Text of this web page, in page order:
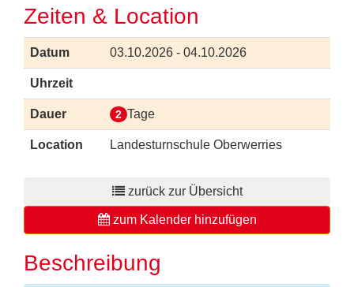
Zeiten & Location
Datum 03.10.2026 - 04.10.2026
Uhrzeit
Dauer 2 Tage
Location Landesturnschule Oberwerries
zurück zur Übersicht
zum Kalender hinzufügen
Beschreibung